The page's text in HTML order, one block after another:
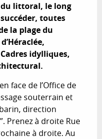
littoral, le long
toutes
la plage du
idylliques,
face de l’Office de
souterrain et
direction
Prenez à droite Rue
à droite. Au